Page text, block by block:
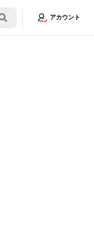
アカウント